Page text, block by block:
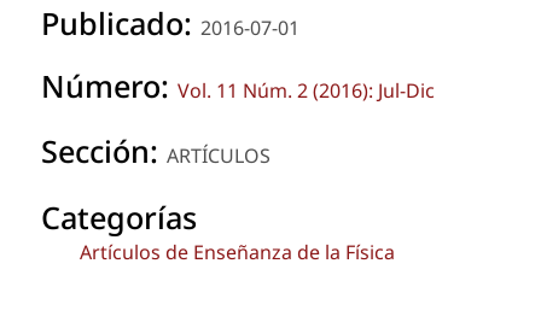
Publicado: 2016-07-01
Número: Vol. 11 Núm. 2 (2016): Jul-Dic
Sección: ARTÍCULOS
Categorías
Artículos de Enseñanza de la Física